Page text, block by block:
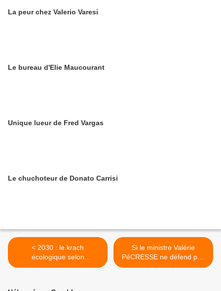
La peur chez Valerio Varesi
Le bureau d'Elie Maucourant
Unique lueur de Fred Vargas
Le chuchoteur de Donato Carrisi
< 2030 : le krach
écologique selon
Geneviève FéRONE
Si le ministre Valérie
PéCRESSE ne défend pas
le français ... >